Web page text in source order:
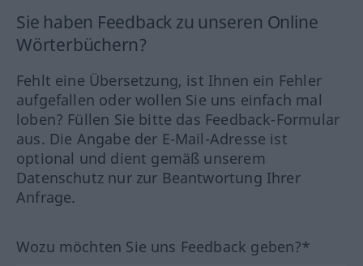
Sie haben Feedback zu unseren Online
Wörterbüchern?
Fehlt eine Übersetzung, ist Ihnen ein Fehler
aufgefallen oder wollen Sie uns einfach mal
loben? Füllen Sie bitte das Feedback-Formular
aus. Die Angabe der E-Mail-Adresse ist
optional und dient gemäß unserem
Datenschutz nur zur Beantwortung Ihrer
Anfrage.
Wozu möchten Sie uns Feedback geben?*